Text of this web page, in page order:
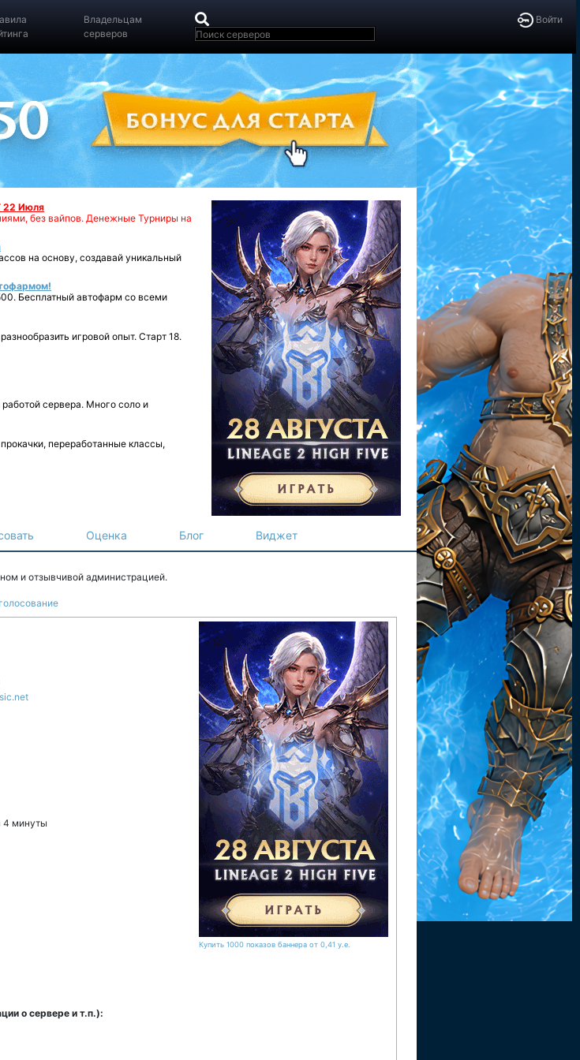
Войти
Владельцам
серверов
22 Июля
без вайпов. Денежные Турниры на
на основу, создавай уникальный
Бесплатный автофарм со всеми
игровой опыт. Старт 18.
сервера. Много соло и
переработанные классы,
Оценка Блог Виджет
и отзывчивой администрацией.
Купить 1000 показов баннера от 0,41 у.е.
4 минуты
о сервере и т.п.):